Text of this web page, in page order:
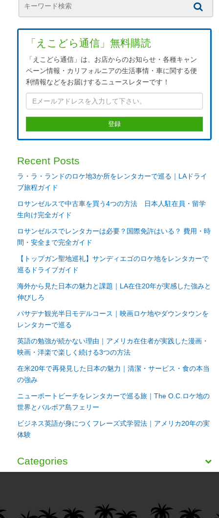
「えこどら通信」無料購読
「えこどら通信」は、お店からのお知らせ・各種キャン
ペーン情報・カリフォルニアの生活事情・車に関する便
利情報などをお届けするニュースレターです！
Recent Posts
ラ・ラ・ランドのロケ地3か所をレンタカーで巡る｜LAドライ
ブ旅程ガイド
ロサンゼルスで中古車を買う4つの方法 日本人駐在員・留学
生向け完全ガイド
ロサンゼルスでレンタカーは必要？国際免許はいる？ 費用・時
間・安全まで完全ガイド
【トップガン聖地巡礼】サンディエゴのロケ地をレンタカーで
巡るドライブガイド
海外から見た日本の魅力と課題｜LA在住20年が実感した強みと
伸びしろ
パサデナ観光半日モデルコース｜映画ロケ地やダウンタウンを
レンタカーで巡る
英語の勉強が続かない理由｜アメリカ在住者が実践した漫画・
映画・洋楽で楽しく続ける3つの方法
在米20年で再発見した日本の魅力｜清潔・サービス・食の本当
の強み
ニューポートビーチをレンタカーで巡る旅｜The O.C.ロケ地の
世界とバルボア島フェリー
ビジネス英語が身につくフレーズ式学習法｜アメリカ20年の実
体験
Categories